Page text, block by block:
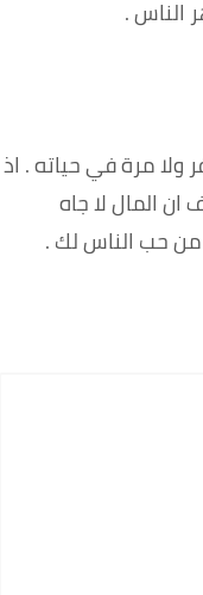
الناس .
ولا مرة في حياته . اذ
المال لا جاه
حب الناس لك .